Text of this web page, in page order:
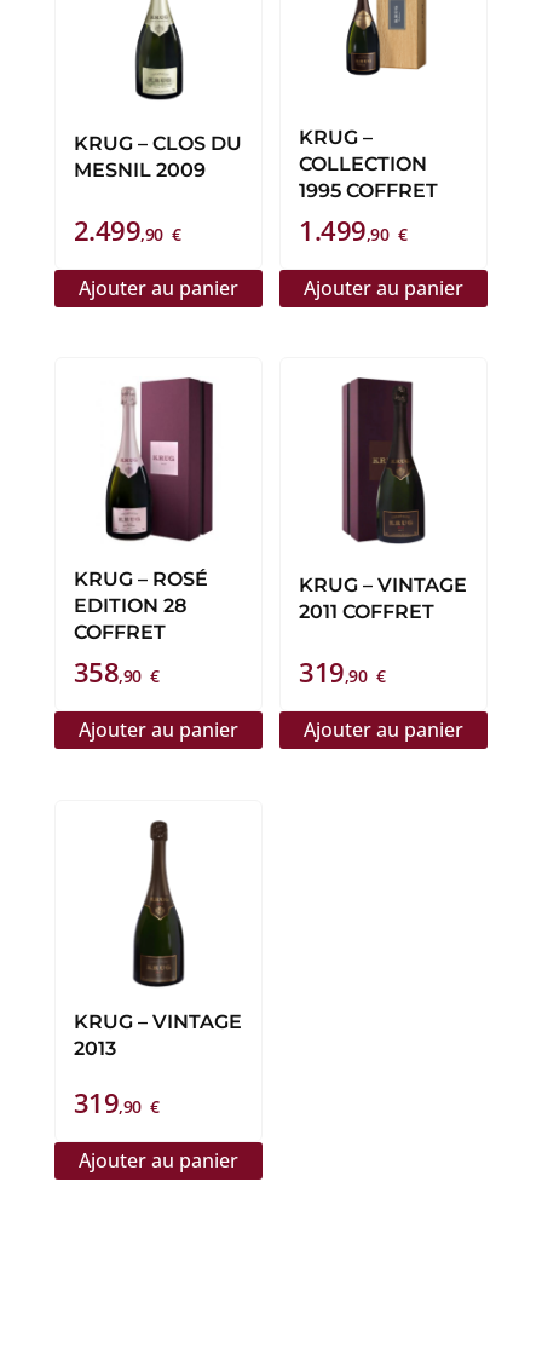
KRUG – CLOS DU
MESNIL 2009
2.499,90 €
Ajouter au panier
KRUG –
COLLECTION
1995 COFFRET
1.499,90 €
Ajouter au panier
KRUG – ROSÉ
EDITION 28
COFFRET
358,90 €
Ajouter au panier
KRUG – VINTAGE
2011 COFFRET
319,90 €
Ajouter au panier
KRUG – VINTAGE
2013
319,90 €
Ajouter au panier